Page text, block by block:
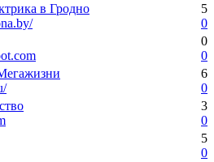
в Гродно
5
0
0
0
6
0
3
0
5
0